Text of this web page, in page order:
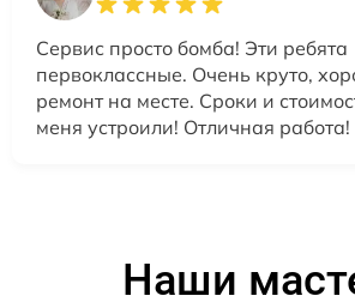
Сервис просто бомба! Эти ребята
первоклассные. Очень круто,
ремонт на месте. Сроки и
меня устроили! Отличная
Наши